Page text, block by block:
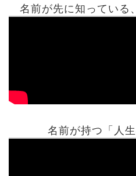
名前が先に知っている
名前が持つ「人